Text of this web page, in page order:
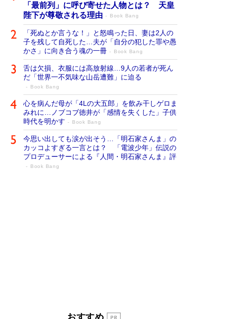
「最前列」に呼び寄せた人物とは？ 天皇
陛下が尊敬される理由
Book Bang
「死ぬとか言うな！」と怒鳴った日、妻は2人の
子を残して自死した…夫が「自分の犯した罪や愚
かさ」に向き合う魂の一冊
Book Bang
舌は欠損、衣服には高放射線…9人の若者が死ん
だ「世界一不気味な山岳遭難」に迫る
Book Bang
心を病んだ母が「4Lの大五郎」を飲み干しゲロま
みれに…ノブコブ徳井が「感情を失くした」子供
時代を明かす
Book Bang
今思い出しても涙が出そう…「明石家さんま」の
カッコよすぎる一言とは？ 「電波少年」伝説の
プロデューサーによる『人間・明石家さんま』評
Book Bang